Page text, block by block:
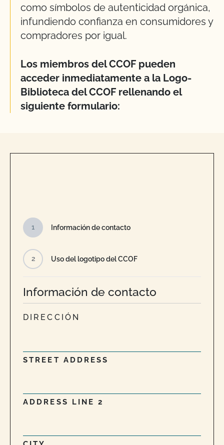
como símbolos de autenticidad orgánica,
infundiendo confianza en consumidores y
compradores por igual.
Los miembros del CCOF pueden
acceder inmediatamente a la Logo-
Biblioteca del CCOF rellenando el
siguiente formulario:
1 Información de contacto
2 Uso del logotipo del CCOF
Información de contacto
DIRECCIÓN
STREET ADDRESS
ADDRESS LINE 2